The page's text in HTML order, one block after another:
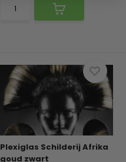
Plexiglas Schilderij Afrika
goud zwart